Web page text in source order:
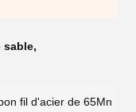
sable,
fil d'acier de 65Mn